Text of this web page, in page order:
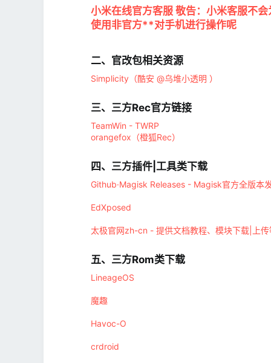
小米在线官方客服 敬告：小米客服不
使用非官方**对手机进行操作呢
二、官改包相关资源​
Simplicity（酷安 @乌堆小透明 ）
三、三方Rec官方链接​
TeamWin - TWRP
orangefox（橙狐Rec）
四、三方插件|工具类下载​
Github·Magisk Releases - Magisk官方全版本
EdXposed
太极官网zh-cn - 提供文档教程、模块下载|上传
五、三方Rom类下载​
LineageOS
魔趣
Havoc-O
crdroid